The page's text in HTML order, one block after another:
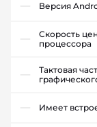
Версия
Скорость
процессора
Тактовая
Имеет